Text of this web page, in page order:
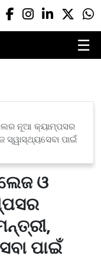
☰
ନୂଆ କ୍ୟାମ୍ପସର
ସ୍ୱାସ୍ଥ୍ୟସେବା ପାଇଁ
ଓ
ପାଇଁ